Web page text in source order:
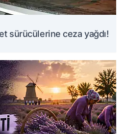
sürücülerine ceza yağdı!